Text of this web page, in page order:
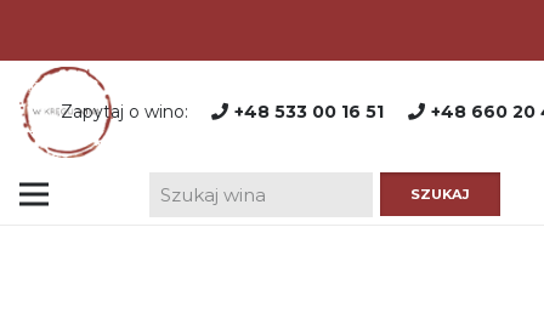
Zapytaj o wino: +48 533 00 16 51 +48 660 20